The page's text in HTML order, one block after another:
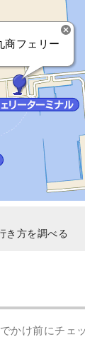
商フェリー
き方を調べる
かけ前にチェ